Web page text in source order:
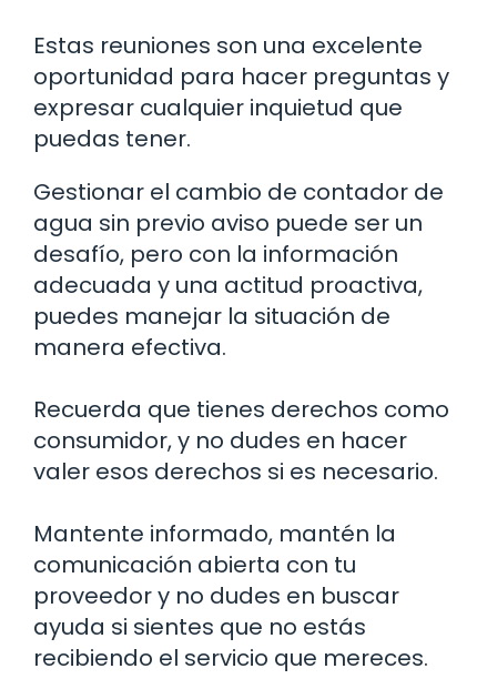
Estas reuniones son una excelente
oportunidad para hacer preguntas y
expresar cualquier inquietud que
puedas tener.
Gestionar el cambio de contador de
agua sin previo aviso puede ser un
desafío, pero con la información
adecuada y una actitud proactiva,
puedes manejar la situación de
manera efectiva.
Recuerda que tienes derechos como
consumidor, y no dudes en hacer
valer esos derechos si es necesario.
Mantente informado, mantén la
comunicación abierta con tu
proveedor y no dudes en buscar
ayuda si sientes que no estás
recibiendo el servicio que mereces.